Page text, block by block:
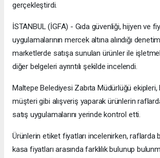
gerçekleştirdi.
İSTANBUL (İGFA) - Gıda güvenliği, hijyen ve
uygulamalarının mercek altına alındığı
marketlerde satışa sunulan ürünler ile
diğer belgeleri ayrıntılı şekilde incelendi.
Maltepe Belediyesi Zabıta Müdürlüğü ekipleri,
müşteri gibi alışveriş yaparak ürünlerin
satış uygulamalarını yerinde kontrol etti.
Ürünlerin etiket fiyatları incelenirken, raflarda
kasa fiyatları arasında farklılık bulunup